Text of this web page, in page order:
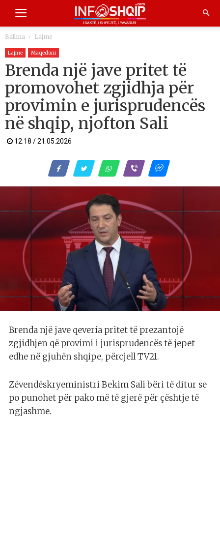
Ballina Lajme
Lajme Maqedoni
Brenda një jave pritet të
promovohet zgjidhja për
provimin e jurisprudencës
në shqip, njofton Sali
12:18 / 21.05.2026
Brenda një jave qeveria pritet të prezantojë
zgjidhjen që provimi i jurisprudencës të jepet
edhe në gjuhën shqipe, përcjell TV21.
Zëvendëskryeministri Bekim Sali bëri të ditur se
po punohet për pako më të gjerë për çështje të
ngjashme.